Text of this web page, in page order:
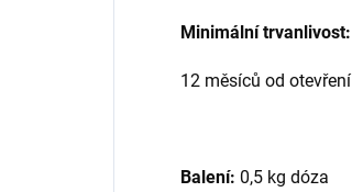
Minimální trvanlivost:
12 měsíců od otevření
Balení: 0,5 kg dóza